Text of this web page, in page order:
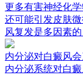
更多有害神经化
还可能引发皮肤
风复发是多因素
内分泌对白癜风
内分泌系统对白